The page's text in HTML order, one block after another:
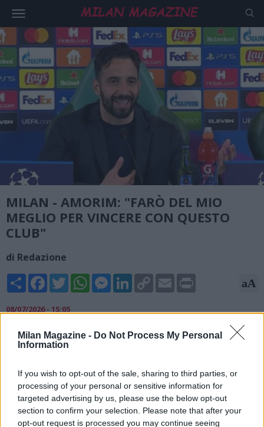
Milan Magazine - Do Not Process My Personal
Information
If you wish to opt-out of the sale, sharing to third parties, or
processing of your personal or sensitive information for
targeted advertising by us, please use the below opt-out
section to confirm your selection. Please note that after your
opt-out request is processed you may continue seeing
MILAN - AMORIM: "FARÒ DEL MIO
MEGLIO PER VINCERE CON QUESTO
CLUB"
di Redazione
Share FacebookTwitterWhatsAppMessengerLinkedInCopy
Link
Email aA
08/07/2026 - 15:05
"Per tanti anni sono stato uno di voi, quindi farò del mio
meglio per vincere con questo club e passare tanti anni qui
Amorim che dalla pagina ufficiale di Instagram del Milan saluta i
tifosi.